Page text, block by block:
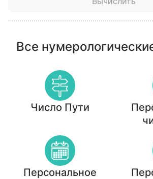
Все
Число Пути
Персональное